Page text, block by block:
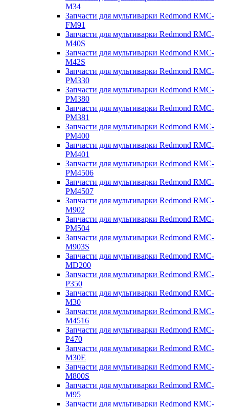
M34
Запчасти для мультиварки Redmond RMC-
FM91
Запчасти для мультиварки Redmond RMC-
M40S
Запчасти для мультиварки Redmond RMC-
M42S
Запчасти для мультиварки Redmond RMC-
PM330
Запчасти для мультиварки Redmond RMC-
PM380
Запчасти для мультиварки Redmond RMC-
PM381
Запчасти для мультиварки Redmond RMC-
PM400
Запчасти для мультиварки Redmond RMC-
PM401
Запчасти для мультиварки Redmond RMC-
PM4506
Запчасти для мультиварки Redmond RMC-
PM4507
Запчасти для мультиварки Redmond RMC-
M902
Запчасти для мультиварки Redmond RMC-
PM504
Запчасти для мультиварки Redmond RMC-
M903S
Запчасти для мультиварки Redmond RMC-
MD200
Запчасти для мультиварки Redmond RMC-
P350
Запчасти для мультиварки Redmond RMC-
M30
Запчасти для мультиварки Redmond RMC-
M4516
Запчасти для мультиварки Redmond RMC-
P470
Запчасти для мультиварки Redmond RMC-
M30E
Запчасти для мультиварки Redmond RMC-
M800S
Запчасти для мультиварки Redmond RMC-
M95
Запчасти для мультиварки Redmond RMC-